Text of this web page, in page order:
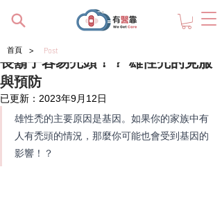
長鬍子容易禿頭！？ 雄性禿的克服
與預防
已更新： 2023年9月12日
雄性禿的主要原因是基因。如果你的家族中有
人有禿頭的情況，那麼你可能也會受到基因的
影響！？
首頁 > Post